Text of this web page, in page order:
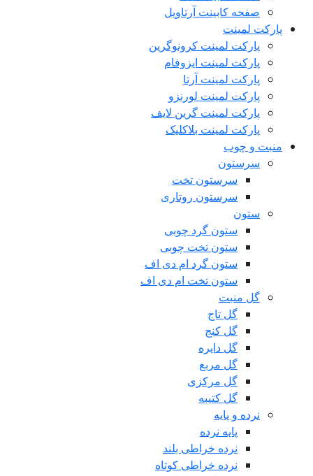
صفحه کابینت آرتاویل
پارکت لمینت
پارکت لمینت کرونوگرین
پارکت لمینت ایزوفام
پارکت لمینت آرتا
پارکت لمینت لورنزو
پارکت لمینت گرین لایف
پارکت لمینت بلاکلیک
منبت و چوب
سرستون
سرستون تخت
سرستون روتاری
ستون
ستون گرد چوبی
ستون تخت چوبی
ستون گرد ام دی اف
ستون تخت ام دی اف
گل منبت
گل تاج
گل کنج
گل دایره
گل مربع
گل مرکزی
گل کتیبه
نرده و پایه
پایه نرده
نرده خراطی بلند
نرده خراطی کوتاه